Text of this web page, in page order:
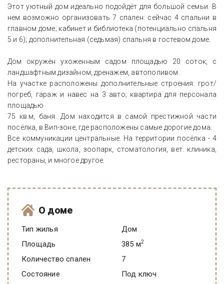
Этот уютный дом идеально подойдёт для большой семьи. В
нем возможно организовать 7 спален: сейчас 4 спальни в
главном доме; кабинет и библиотека (потенциально спальня
5 и 6); дополнительная (седьмая) спальня в гостевом доме.
Дом окружён ухоженным садом площадью 20 соток, с
ландшафтным дизайном, дренажем, автополивом.
На участке расположены дополнительные строения: грот/
погреб, гараж и навес на 3 авто; квартира для персонала
площадью
75 кв.м, баня. Дом находится в самой престижной части
посёлка, в Вип-зоне, где расположены самые дорогие дома.
Все коммуникации центральные. На территории посёлка - 4
детских сада, школа, зоопарк, стоматология, вет. клиника,
рестораны, и многое другое.
О доме
Тип жилья
Дом
Площадь
385 м2
Количество спален
7
Состояние
под ключ